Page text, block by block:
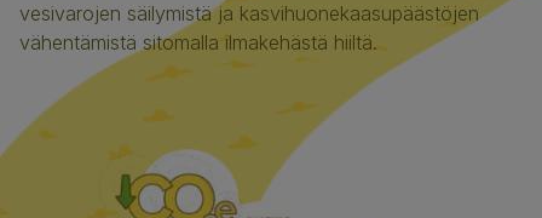
vesivarojen säilymistä ja kasvihuonekaasupäästöjen
vähentämistä sitomalla ilmakehästä hiiltä.